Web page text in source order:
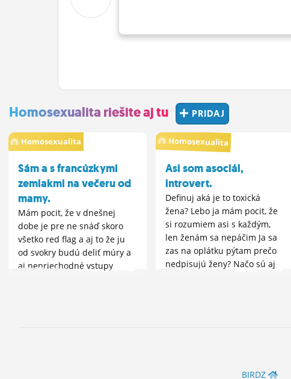
Homosexualita riešite aj tu PRIDAJ
Homosexualita
Sám a s francúzkymi
zemiakmi na večeru od
mamy.
Mám pocit, že v dnešnej
dobe je pre ne snáď skoro
všetko red flag a aj to že ju
od svokry budú deliť múry a
aj nepriechodné vstupy
Homosexualita
Asi som asociál,
introvert.
Definuj aká je to toxická
žena? Lebo ja mám pocit, že
si rozumiem asi s každým,
len ženám sa nepáčim Ja sa
zas na oplátku pýtam prečo
nedpisujú ženy? Načo sú aj
BIRDZ